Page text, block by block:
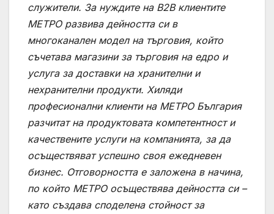
служители. За нуждите на B2B клиентите
МЕТРО развива дейността си в
многоканален модел на търговия, който
съчетава магазини за търговия на едро и
услуга за доставки на хранителни и
нехранителни продукти. Хиляди
професионални клиенти на МЕТРО България
разчитат на продуктовата компетентност и
качествените услуги на компанията, за да
осъществяват успешно своя ежедневен
бизнес. Отговорността е заложена в начина,
по който МЕТРО осъществява дейността си –
като създава споделена стойност за